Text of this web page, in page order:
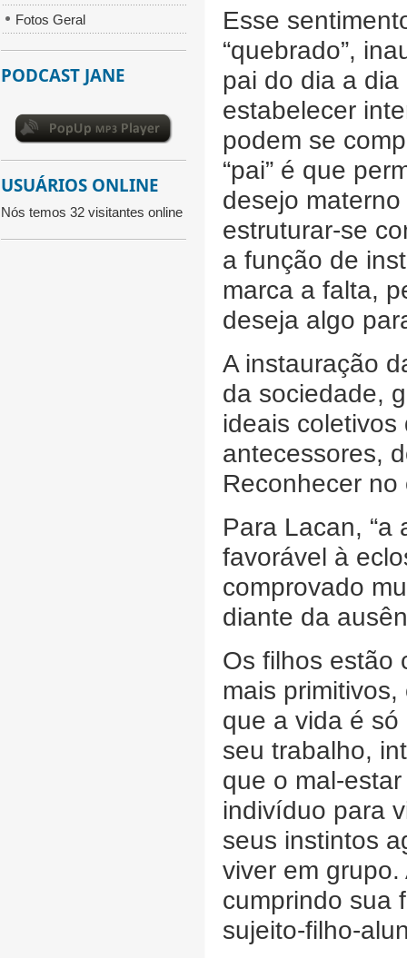
Esse
“quebrado”,
pai do dia a
estabelecer
podem se
“pai” é que
desejo
estruturar-se
a função de
marca a falta,
deseja algo
A instauração
da sociedade,
ideais
antecessores,
Reconhecer
Para Lacan,
favorável à
comprovado
diante da
Os filhos estão
mais
que a vida é
seu trabalho,
que o mal-
indivíduo para
seus instintos
viver em
cumprindo sua
sujeito-filho-
Fotos Geral
PODCAST JANE
USUÁRIOS ONLINE
Nós temos 32 visitantes online